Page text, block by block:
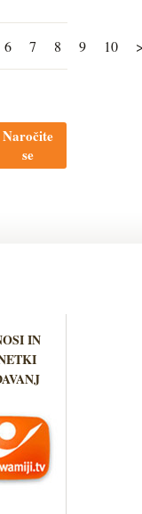
6 7 8 9 10
Naročite
se
IN